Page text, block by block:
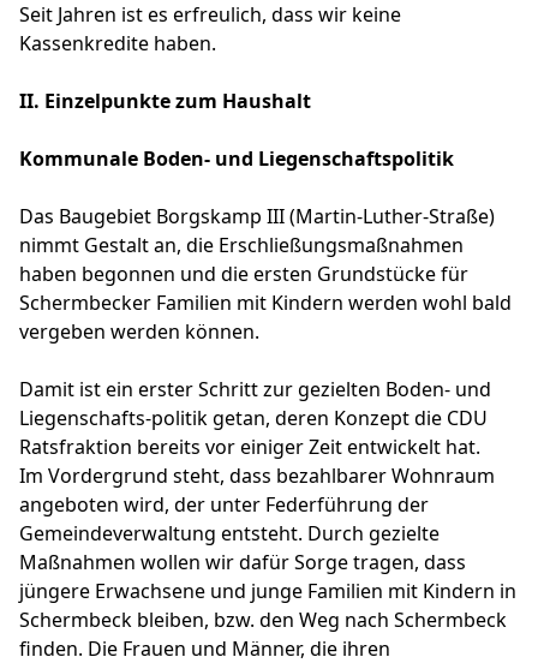
Seit Jahren ist es erfreulich, dass wir keine
Kassenkredite haben.
II. Einzelpunkte zum Haushalt
Kommunale Boden- und Liegenschaftspolitik
Das Baugebiet Borgskamp III (Martin-Luther-Straße)
nimmt Gestalt an, die Erschließungsmaßnahmen
haben begonnen und die ersten Grundstücke für
Schermbecker Familien mit Kindern werden wohl bald
vergeben werden können.
Damit ist ein erster Schritt zur gezielten Boden- und
Liegenschafts-politik getan, deren Konzept die CDU
Ratsfraktion bereits vor einiger Zeit entwickelt hat.
Im Vordergrund steht, dass bezahlbarer Wohnraum
angeboten wird, der unter Federführung der
Gemeindeverwaltung entsteht. Durch gezielte
Maßnahmen wollen wir dafür Sorge tragen, dass
jüngere Erwachsene und junge Familien mit Kindern in
Schermbeck bleiben, bzw. den Weg nach Schermbeck
finden. Die Frauen und Männer, die ihren